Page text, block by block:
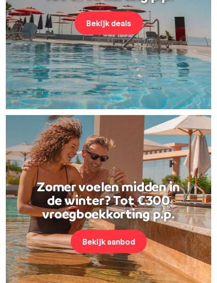
Bekijk deals
Zomer voelen midden in
de winter? Tot €300
vroegboekkorting p.p.
Bekijk aanbod